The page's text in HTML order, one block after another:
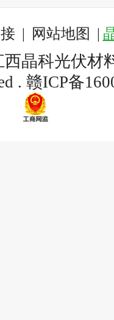
| 网站地图 |
西晶科光伏材
. 赣ICP备